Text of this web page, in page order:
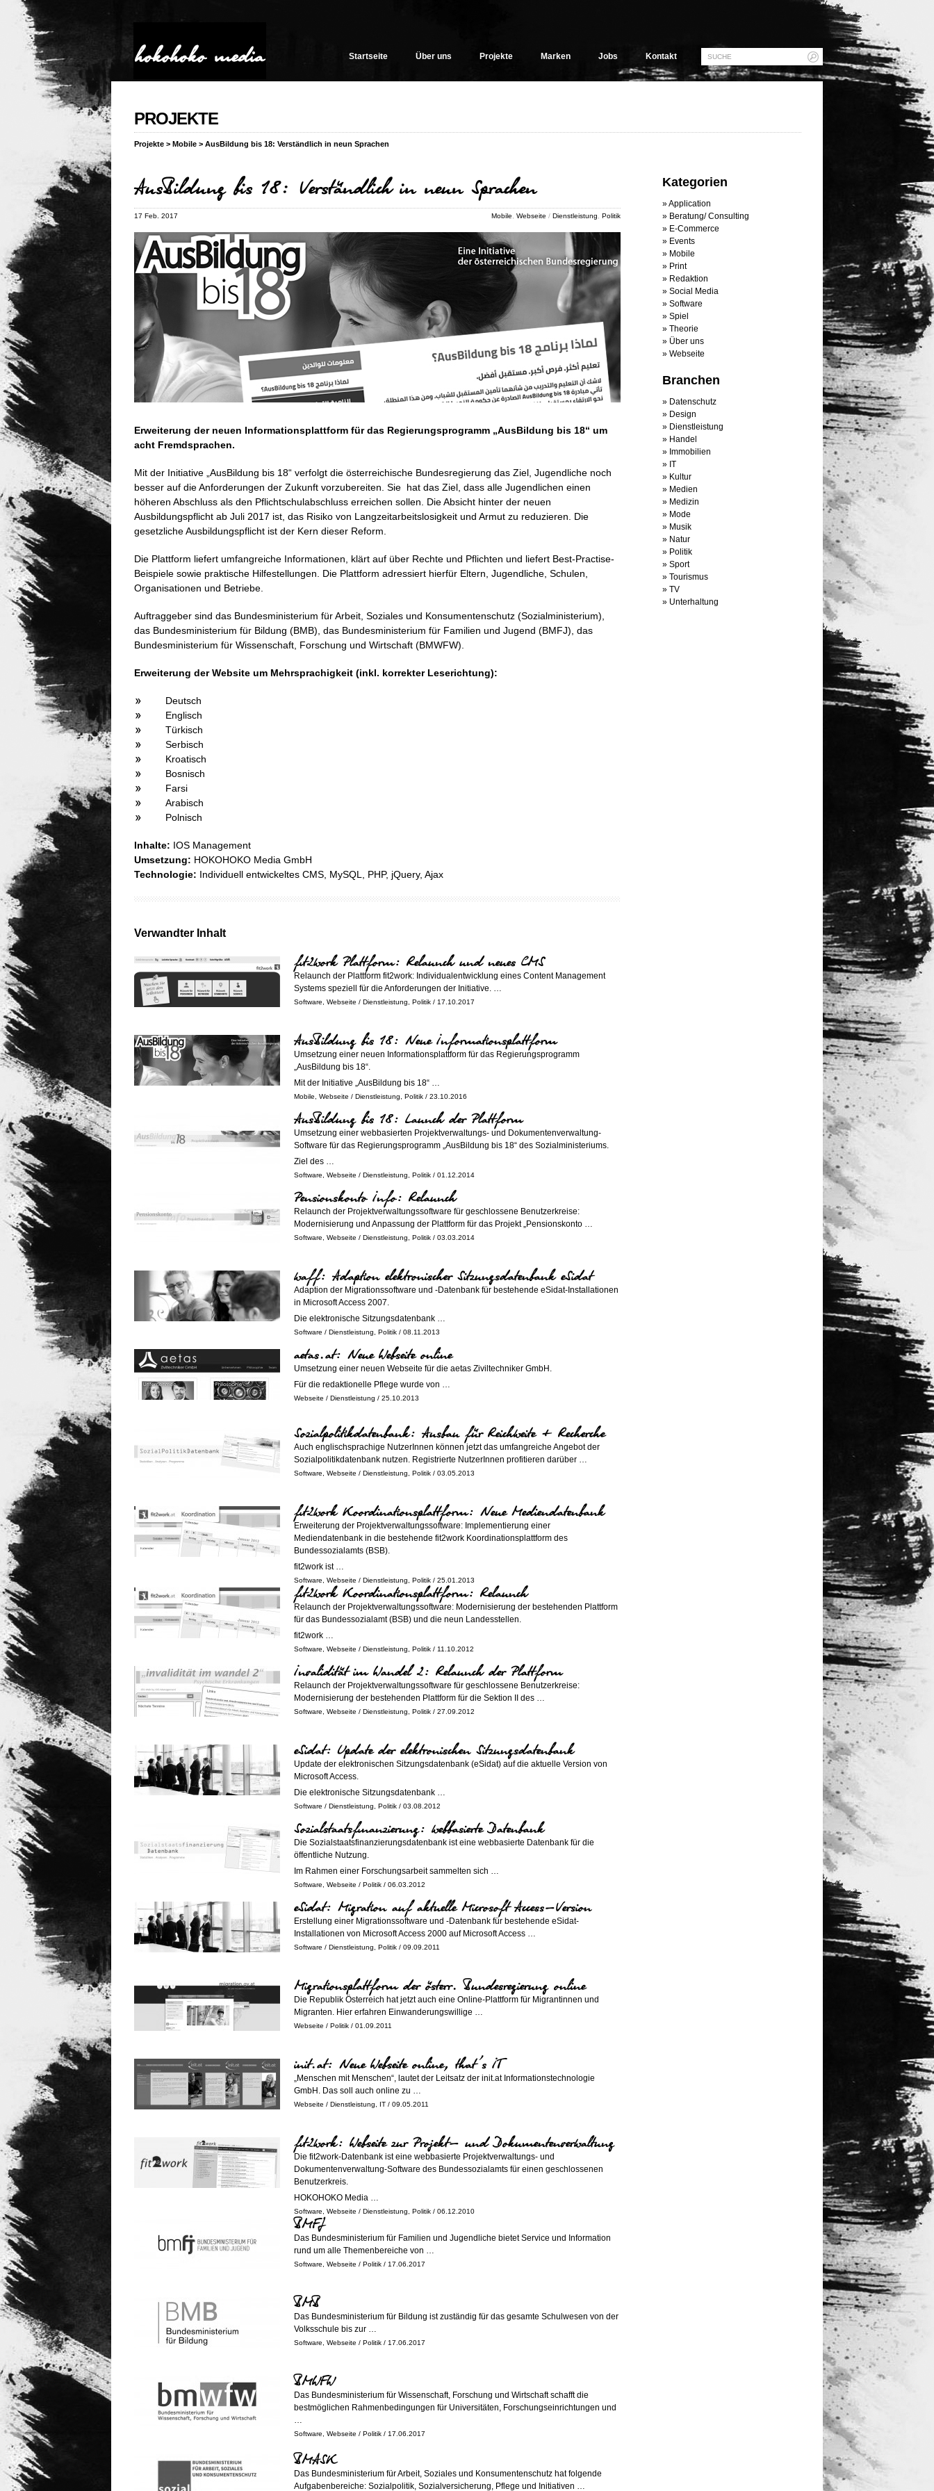
Startseite Über uns Projekte Marken Jobs Kontakt
PROJEKTE
Projekte > Mobile > AusBildung bis 18: Verständlich in neun Sprachen
AusBildung bis 18: Verständlich in neun Sprachen
17 Feb. 2017 Mobile Webseite / Dienstleistung Politik
Erweiterung der neuen Informationsplattform für das Regierungsprogramm „AusBildung bis 18“ um
acht Fremdsprachen.
Mit der Initiative „AusBildung bis 18“ verfolgt die österreichische Bundesregierung das Ziel, Jugendliche noch
besser auf die Anforderungen der Zukunft vorzubereiten. Sie hat das Ziel, dass alle Jugendlichen einen
höheren Abschluss als den Pflichtschulabschluss erreichen sollen. Die Absicht hinter der neuen
Ausbildungspflicht ab Juli 2017 ist, das Risiko von Langzeitarbeitslosigkeit und Armut zu reduzieren. Die
gesetzliche Ausbildungspflicht ist der Kern dieser Reform.
Die Plattform liefert umfangreiche Informationen, klärt auf über Rechte und Pflichten und liefert Best-Practise-
Beispiele sowie praktische Hilfestellungen. Die Plattform adressiert hierfür Eltern, Jugendliche, Schulen,
Organisationen und Betriebe.
Auftraggeber sind das Bundesministerium für Arbeit, Soziales und Konsumentenschutz (Sozialministerium),
das Bundesministerium für Bildung (BMB), das Bundesministerium für Familien und Jugend (BMFJ), das
Bundesministerium für Wissenschaft, Forschung und Wirtschaft (BMWFW).
Erweiterung der Website um Mehrsprachigkeit (inkl. korrekter Leserichtung):
Deutsch
Englisch
Türkisch
Serbisch
Kroatisch
Bosnisch
Farsi
Arabisch
Polnisch
Inhalte: IOS Management
Umsetzung: HOKOHOKO Media GmbH
Technologie: Individuell entwickeltes CMS, MySQL, PHP, jQuery, Ajax
Verwandter Inhalt
fit2work Plattform: Relaunch und neues CMS
Relaunch der Plattform fit2work: Individualentwicklung eines Content Management
Systems speziell für die Anforderungen der Initiative. …
Software Webseite / Dienstleistung Politik / 17.10.2017
AusBildung bis 18: Neue Informationsplattform
Umsetzung einer neuen Informationsplattform für das Regierungsprogramm
„AusBildung bis 18“.
Mit der Initiative „AusBildung bis 18“ …
Mobile Webseite / Dienstleistung Politik / 23.10.2016
AusBildung bis 18: Launch der Plattform
Umsetzung einer webbasierten Projektverwaltungs- und Dokumentenverwaltung-
Software für das Regierungsprogramm „AusBildung bis 18“ des Sozialministeriums.
Ziel des …
Software Webseite / Dienstleistung Politik / 01.12.2014
Pensionskonto Info: Relaunch
Relaunch der Projektverwaltungssoftware für geschlossene Benutzerkreise:
Modernisierung und Anpassung der Plattform für das Projekt „Pensionskonto …
Software Webseite / Dienstleistung Politik / 03.03.2014
waff: Adaption elektronischer Sitzungsdatenbank eSidat
Adaption der Migrationssoftware und -Datenbank für bestehende eSidat-Installationen
in Microsoft Access 2007.
Die elektronische Sitzungsdatenbank …
Software / Dienstleistung Politik / 08.11.2013
aetas.at: Neue Webseite online
Umsetzung einer neuen Webseite für die aetas Ziviltechniker GmbH.
Für die redaktionelle Pflege wurde von …
Webseite / Dienstleistung / 25.10.2013
Sozialpolitikdatenbank: Ausbau für Reichweite + Recherche
Auch englischsprachige NutzerInnen können jetzt das umfangreiche Angebot der
Sozialpolitikdatenbank nutzen. Registrierte NutzerInnen profitieren darüber …
Software Webseite / Dienstleistung Politik / 03.05.2013
fit2work Koordinationsplattform: Neue Mediendatenbank
Erweiterung der Projektverwaltungssoftware: Implementierung einer
Mediendatenbank in die bestehende fit2work Koordinationsplattform des
Bundessozialamts (BSB).
fit2work ist …
Software Webseite / Dienstleistung Politik / 25.01.2013
fit2work Koordinationsplattform: Relaunch
Relaunch der Projektverwaltungssoftware: Modernisierung der bestehenden Plattform
für das Bundessozialamt (BSB) und die neun Landesstellen.
fit2work …
Software Webseite / Dienstleistung Politik / 11.10.2012
Invalidität im Wandel 2: Relaunch der Plattform
Relaunch der Projektverwaltungssoftware für geschlossene Benutzerkreise:
Modernisierung der bestehenden Plattform für die Sektion II des …
Software Webseite / Dienstleistung Politik / 27.09.2012
eSidat: Update der elektronischen Sitzungsdatenbank
Update der elektronischen Sitzungsdatenbank (eSidat) auf die aktuelle Version von
Microsoft Access.
Die elektronische Sitzungsdatenbank …
Software / Dienstleistung Politik / 03.08.2012
Sozialstaatsfinanzierung: webbasierte Datenbank
Die Sozialstaatsfinanzierungsdatenbank ist eine webbasierte Datenbank für die
öffentliche Nutzung.
Im Rahmen einer Forschungsarbeit sammelten sich …
Software Webseite / Politik / 06.03.2012
eSidat: Migration auf aktuelle Microsoft Access-Version
Erstellung einer Migrationssoftware und -Datenbank für bestehende eSidat-
Installationen von Microsoft Access 2000 auf Microsoft Access …
Software / Dienstleistung Politik / 09.09.2011
Migrationsplattform der österr. Bundesregierung online
Die Republik Österreich hat jetzt auch eine Online-Plattform für Migrantinnen und
Migranten. Hier erfahren Einwanderungswillige …
Webseite / Politik / 01.09.2011
init.at: Neue Webseite online, that’s IT
„Menschen mit Menschen“, lautet der Leitsatz der init.at Informationstechnologie
GmbH. Das soll auch online zu …
Webseite / Dienstleistung IT / 09.05.2011
fit2work: Webseite zur Projekt- und Dokumentenverwaltung
Die fit2work-Datenbank ist eine webbasierte Projektverwaltungs- und
Dokumentenverwaltung-Software des Bundessozialamts für einen geschlossenen
Benutzerkreis.
HOKOHOKO Media …
Software Webseite / Dienstleistung Politik / 06.12.2010
BMFJ
Das Bundesministerium für Familien und Jugendliche bietet Service und Information
rund um alle Themenbereiche von …
Software Webseite / Politik / 17.06.2017
BMB
Das Bundesministerium für Bildung ist zuständig für das gesamte Schulwesen von der
Volksschule bis zur …
Software Webseite / Politik / 17.06.2017
BMWFW
Das Bundesministerium für Wissenschaft, Forschung und Wirtschaft schafft die
bestmöglichen Rahmenbedingungen für Universitäten, Forschungseinrichtungen und
…
Software Webseite / Politik / 17.06.2017
BMASK
Das Bundesministerium für Arbeit, Soziales und Konsumentenschutz hat folgende
Aufgabenbereiche: Sozialpolitik, Sozialversicherung, Pflege und Initiativen …
Kategorien
Application
Beratung/ Consulting
E-Commerce
Events
Mobile
Print
Redaktion
Social Media
Software
Spiel
Theorie
Über uns
Webseite
Branchen
Datenschutz
Design
Dienstleistung
Handel
Immobilien
IT
Kultur
Medien
Medizin
Mode
Musik
Natur
Politik
Sport
Tourismus
TV
Unterhaltung